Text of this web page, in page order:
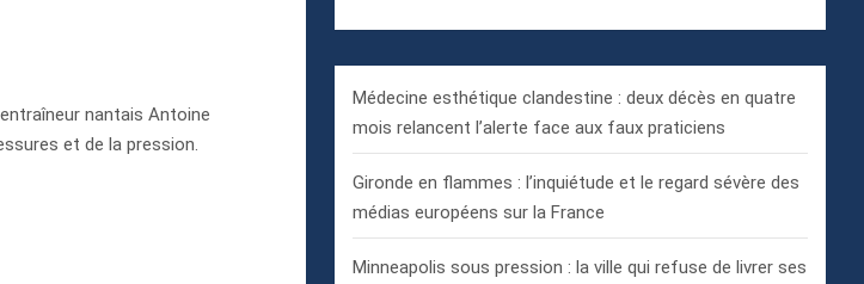
nantais Antoine
et de la pression.
Médecine esthétique clandestine : deux décès en quatre
mois relancent l’alerte face aux faux praticiens
Gironde en flammes : l’inquiétude et le regard sévère des
médias européens sur la France
Minneapolis sous pression : la ville qui refuse de livrer ses